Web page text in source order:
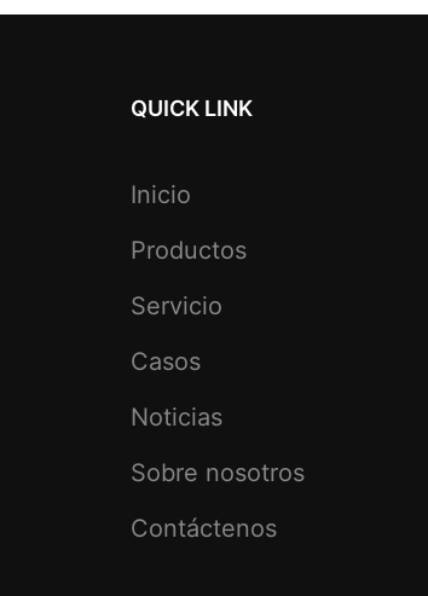
QUICK LINK
Inicio
Productos
Servicio
Casos
Noticias
Sobre nosotros
Contáctenos